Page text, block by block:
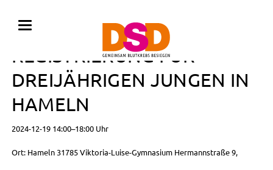
BLUTSPENDE MIT
REGISTRIERUNG FÜR
DREIJÄHRIGEN JUNGEN IN
HAMELN
2024-12-19 14:00–18:00 Uhr
Ort: Hameln 31785 Viktoria-Luise-Gymnasium Hermannstraße 9,